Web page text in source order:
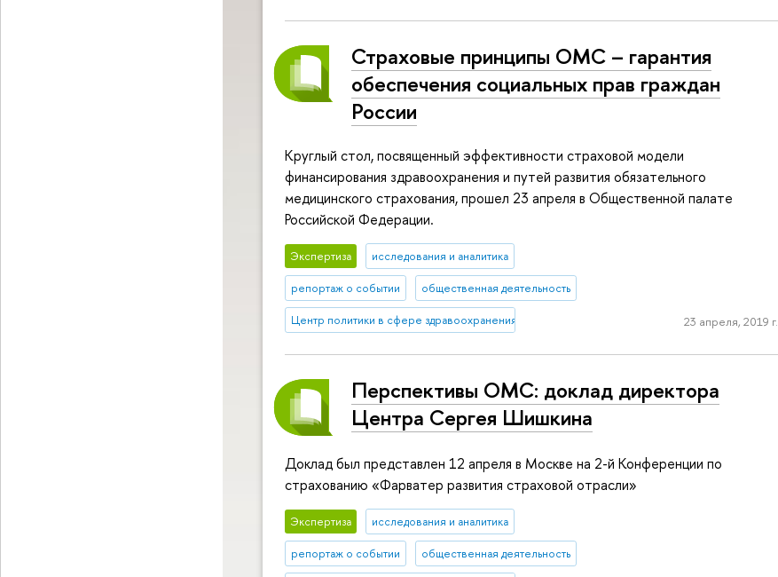
Страховые принципы ОМС – гарантия
обеспечения социальных прав граждан
России
Круглый стол, посвященный эффективности страховой модели
финансирования здравоохранения и путей развития обязательного
медицинского страхования, прошел 23 апреля в Общественной палате
Российской Федерации.
Экспертиза исследования и аналитика
репортаж о событии общественная деятельность
Центр политики в сфере здравоохранения 23 апреля, 2019 г.
Перспективы ОМС: доклад директора
Центра Сергея Шишкина
Доклад был представлен 12 апреля в Москве на 2-й Конференции по
страхованию «Фарватер развития страховой отрасли»
Экспертиза исследования и аналитика
репортаж о событии общественная деятельность